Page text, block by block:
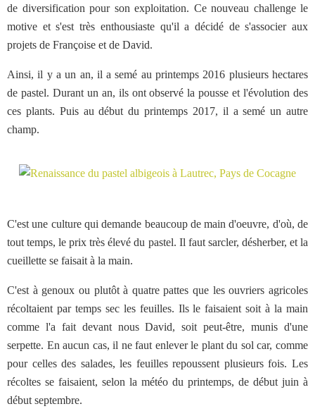
de diversification pour son exploitation. Ce nouveau challenge le
motive et s'est très enthousiaste qu'il a décidé de s'associer aux
projets de Françoise et de David.
Ainsi, il y a un an, il a semé au printemps 2016 plusieurs hectares
de pastel. Durant un an, ils ont observé la pousse et l'évolution des
ces plants. Puis au début du printemps 2017, il a semé un autre
champ.
C'est une culture qui demande beaucoup de main d'oeuvre, d'où, de
tout temps, le prix très élevé du pastel. Il faut sarcler, désherber, et la
cueillette se faisait à la main.
C'est à genoux ou plutôt à quatre pattes que les ouvriers agricoles
récoltaient par temps sec les feuilles. Ils le faisaient soit à la main
comme l'a fait devant nous David, soit peut-être, munis d'une
serpette. En aucun cas, il ne faut enlever le plant du sol car, comme
pour celles des salades, les feuilles repoussent plusieurs fois. Les
récoltes se faisaient, selon la météo du printemps, de début juin à
début septembre.